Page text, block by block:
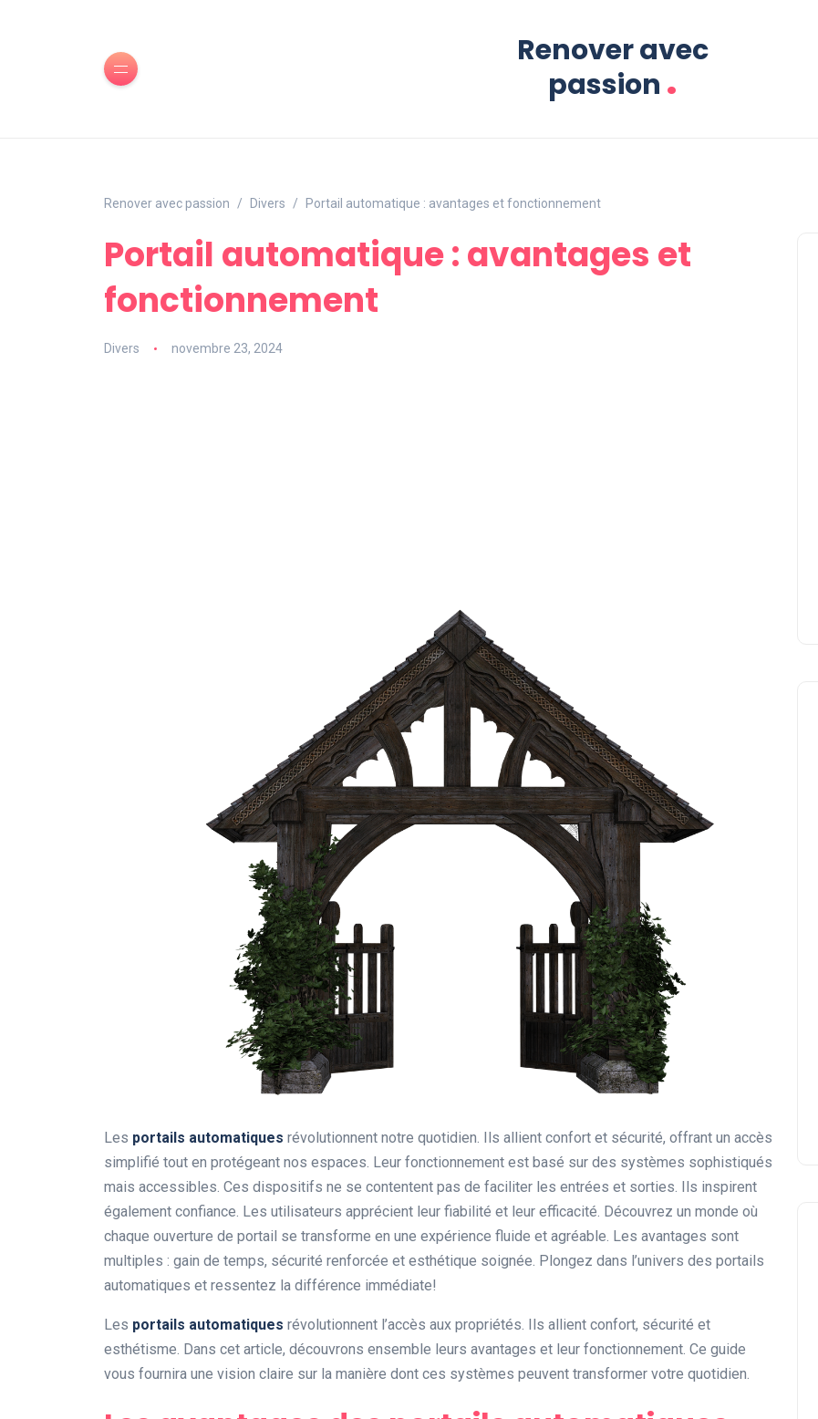
Renover avec
passion .
Renover avec passion Divers Portail automatique : avantages et fonctionnement
Portail automatique : avantages et
fonctionnement
Divers novembre 23, 2024
Les portails automatiques révolutionnent notre quotidien. Ils allient confort et sécurité, offrant un accès
simplifié tout en protégeant nos espaces. Leur fonctionnement est basé sur des systèmes sophistiqués
mais accessibles. Ces dispositifs ne se contentent pas de faciliter les entrées et sorties. Ils inspirent
également confiance. Les utilisateurs apprécient leur fiabilité et leur efficacité. Découvrez un monde où
chaque ouverture de portail se transforme en une expérience fluide et agréable. Les avantages sont
multiples : gain de temps, sécurité renforcée et esthétique soignée. Plongez dans l’univers des portails
automatiques et ressentez la différence immédiate!
Les portails automatiques révolutionnent l’accès aux propriétés. Ils allient confort, sécurité et
esthétisme. Dans cet article, découvrons ensemble leurs avantages et leur fonctionnement. Ce guide
vous fournira une vision claire sur la manière dont ces systèmes peuvent transformer votre quotidien.
Divers